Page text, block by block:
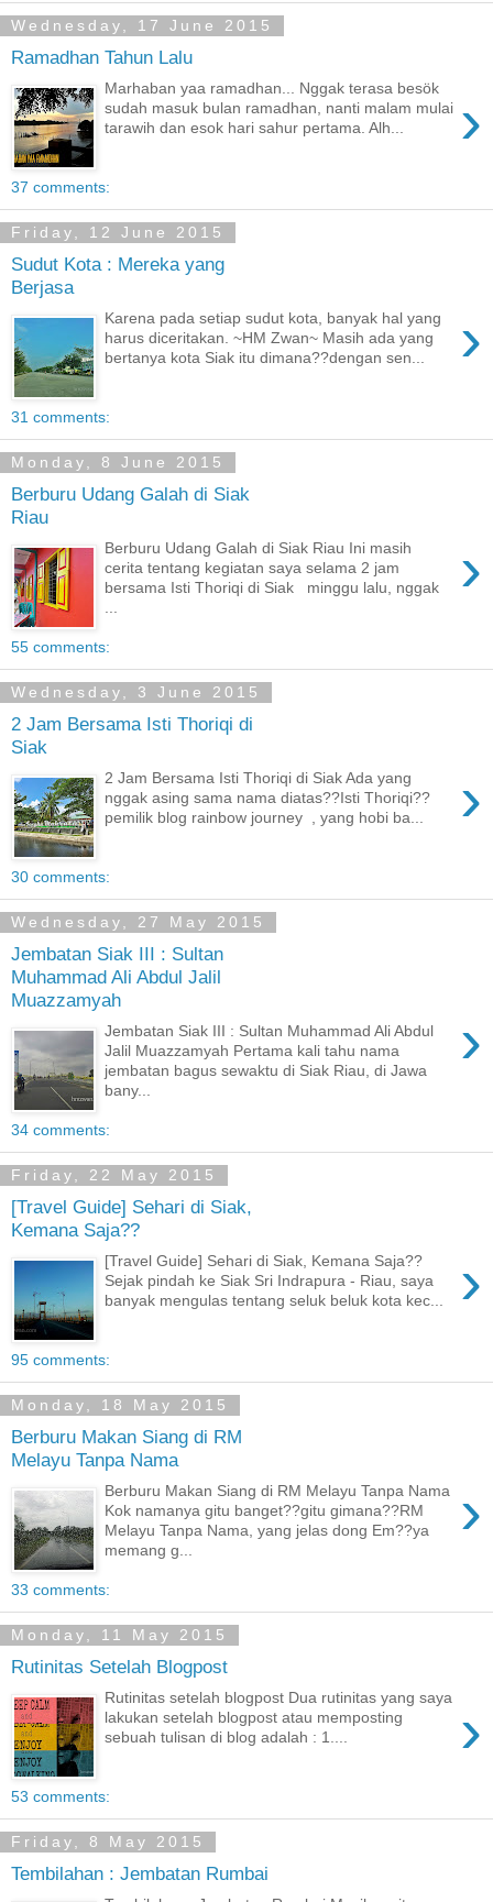
Wednesday, 17 June 2015
Ramadhan Tahun Lalu
›
Marhaban yaa ramadhan... Nggak terasa besök
sudah masuk bulan ramadhan, nanti malam mulai
tarawih dan esok hari sahur pertama. Alh...
37 comments:
Friday, 12 June 2015
Sudut Kota : Mereka yang
Berjasa
›
Karena pada setiap sudut kota, banyak hal yang
harus diceritakan. ~HM Zwan~ Masih ada yang
bertanya kota Siak itu dimana??dengan sen...
31 comments:
Monday, 8 June 2015
Berburu Udang Galah di Siak
Riau
›
Berburu Udang Galah di Siak Riau Ini masih
cerita tentang kegiatan saya selama 2 jam
bersama Isti Thoriqi di Siak minggu lalu, nggak
...
55 comments:
Wednesday, 3 June 2015
2 Jam Bersama Isti Thoriqi di
Siak
›
2 Jam Bersama Isti Thoriqi di Siak Ada yang
nggak asing sama nama diatas??Isti Thoriqi??
pemilik blog rainbow journey , yang hobi ba...
30 comments:
Wednesday, 27 May 2015
Jembatan Siak III : Sultan
Muhammad Ali Abdul Jalil
Muazzamyah
›
Jembatan Siak III : Sultan Muhammad Ali Abdul
Jalil Muazzamyah Pertama kali tahu nama
jembatan bagus sewaktu di Siak Riau, di Jawa
bany...
34 comments:
Friday, 22 May 2015
[Travel Guide] Sehari di Siak,
Kemana Saja??
›
[Travel Guide] Sehari di Siak, Kemana Saja??
Sejak pindah ke Siak Sri Indrapura - Riau, saya
banyak mengulas tentang seluk beluk kota kec...
95 comments:
Monday, 18 May 2015
Berburu Makan Siang di RM
Melayu Tanpa Nama
›
Berburu Makan Siang di RM Melayu Tanpa Nama
Kok namanya gitu banget??gitu gimana??RM
Melayu Tanpa Nama, yang jelas dong Em??ya
memang g...
33 comments:
Monday, 11 May 2015
Rutinitas Setelah Blogpost
›
Rutinitas setelah blogpost Dua rutinitas yang saya
lakukan setelah blogpost atau memposting
sebuah tulisan di blog adalah : 1....
53 comments:
Friday, 8 May 2015
Tembilahan : Jembatan Rumbai